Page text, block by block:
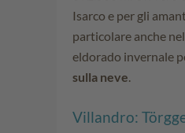
Isarco e per gli
particolare anche
eldorado invernale
sulla neve.
Villandro: